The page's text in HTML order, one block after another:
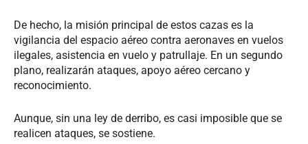
De hecho, la misión principal de estos cazas es la
vigilancia del espacio aéreo contra aeronaves en vuelos
ilegales, asistencia en vuelo y patrullaje. En un segundo
plano, realizarán ataques, apoyo aéreo cercano y
reconocimiento.
Aunque, sin una ley de derribo, es casi imposible que se
realicen ataques, se sostiene.